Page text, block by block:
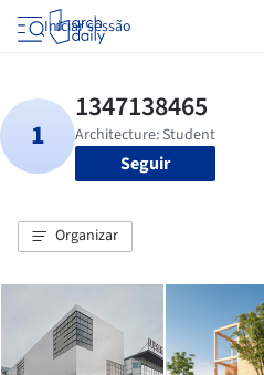
Iniciar sessão
Seguir
Organizar